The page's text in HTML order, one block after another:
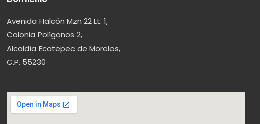
Avenida Halcón Mzn 22 Lt. 1,
Colonia Polígonos 2,
Alcaldía Ecatepec de Morelos,
C.P. 55230